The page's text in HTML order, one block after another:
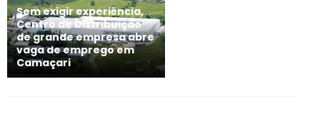
Sem exigir experiência,
Centro de Distribuição
de grande empresa abre
vaga de emprego em
Camaçari